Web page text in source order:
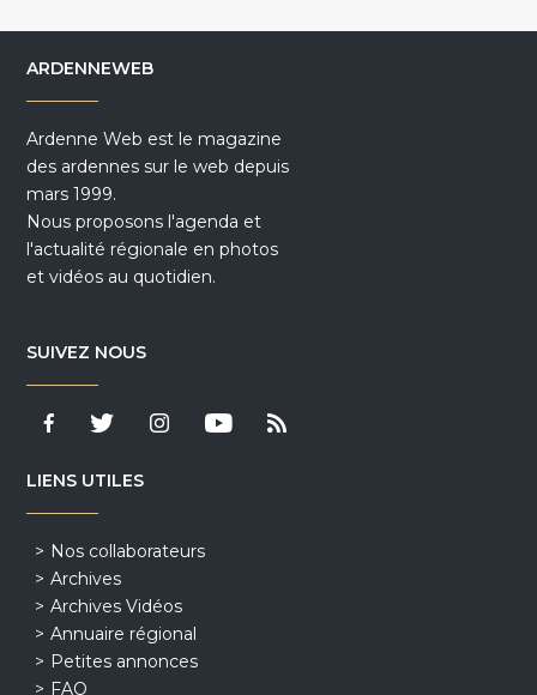
ARDENNEWEB
Ardenne Web est le magazine
des ardennes sur le web depuis
mars 1999.
Nous proposons l'agenda et
l'actualité régionale en photos
et vidéos au quotidien.
SUIVEZ NOUS
LIENS UTILES
Nos collaborateurs
Archives
Archives Vidéos
Annuaire régional
Petites annonces
FAQ